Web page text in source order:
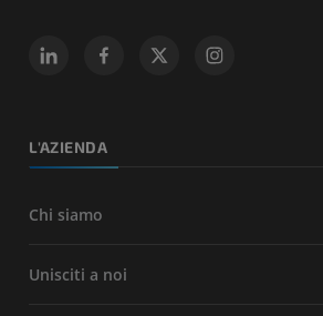
L'AZIENDA
Chi siamo
Unisciti a noi